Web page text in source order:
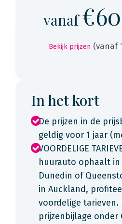
vanaf€60
Bekijk prijzen (vanaf
In het kort
De prijzen in de
geldig voor 1 jaar
VOORDELIGE
huurauto ophaalt in
Dunedin of
in Auckland,
voordelige tarieven.
prijzenbijlage onder